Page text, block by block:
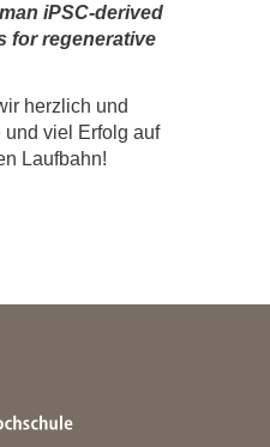
iPSC-derived
for regenerative
herzlich und
viel Erfolg auf
Laufbahn!